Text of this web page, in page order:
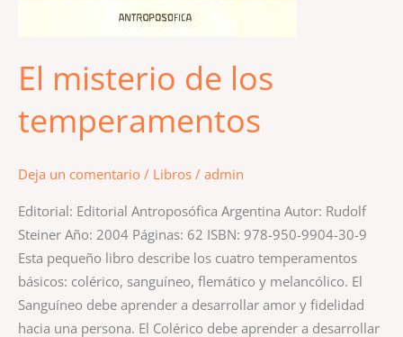
El misterio de los
temperamentos
Deja un comentario / Libros / admin
Editorial: Editorial Antroposófica Argentina Autor: Rudolf
Steiner Año: 2004 Páginas: 62 ISBN: 978-950-9904-30-9
Esta pequeño libro describe los cuatro temperamentos
básicos: colérico, sanguíneo, flemático y melancólico. El
Sanguíneo debe aprender a desarrollar amor y fidelidad
hacia una persona. El Colérico debe aprender a desarrollar